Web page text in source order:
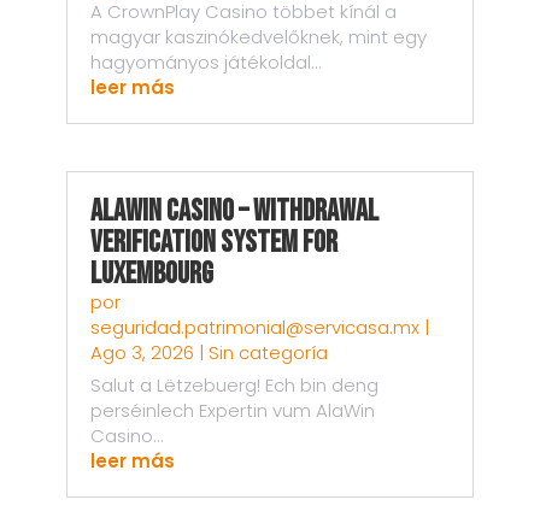
A CrownPlay Casino többet kínál a
magyar kaszinókedvelőknek, mint egy
hagyományos játékoldal...
leer más
AlaWin Casino – Withdrawal
Verification System for
Luxembourg
por
seguridad.patrimonial@servicasa.mx|
Ago 3, 2026 | Sin categoría
Salut a Lëtzebuerg! Ech bin deng
perséinlech Expertin vum AlaWin
Casino...
leer más